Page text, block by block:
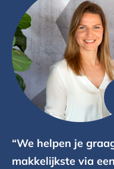
“We helpen je
makkelijkste via